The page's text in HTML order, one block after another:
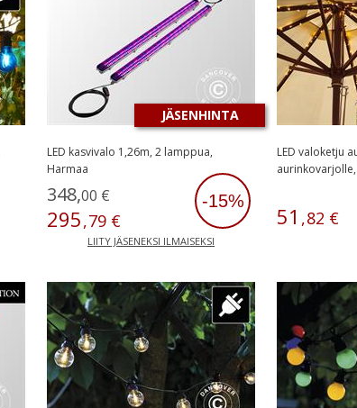
LED kasvivalo 1,26m, 2 lamppua,
Harmaa
-15%
LIITY JÄSENEKSI ILMAISEKSI
348,00 €
295,79 €
JÄSENHINTA
LED valoketju
51 ,82 €